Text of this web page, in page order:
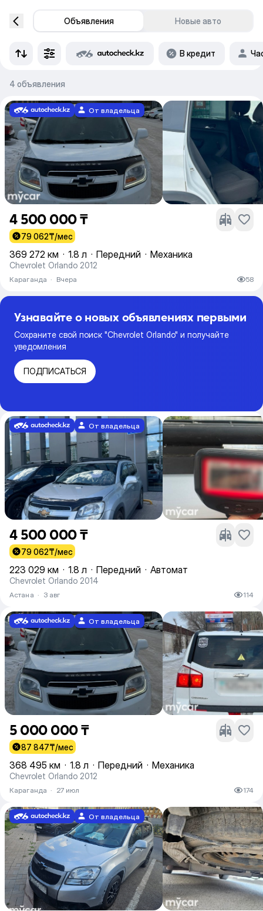
Объявления Новые авто
В кредит
4 объявления
От владельца
4 500 000 ₸
79 062₸/мес
369 272 км · 1.8 л · Передний · Механика
Chevrolet Orlando 2012
Караганда · Вчера 58
Узнавайте о новых объявлениях первыми
Сохраните свой поиск "Chevrolet Orlando" и получайте
уведомления
ПОДПИСАТЬСЯ
От владельца
4 500 000 ₸
79 062₸/мес
223 029 км · 1.8 л · Передний · Автомат
Chevrolet Orlando 2014
Астана · 3 авг 114
От владельца
5 000 000 ₸
87 847₸/мес
368 495 км · 1.8 л · Передний · Механика
Chevrolet Orlando 2012
Караганда · 27 июл 174
От владельца